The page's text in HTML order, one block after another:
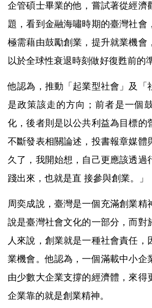
企管碩士畢業的他，嘗試著從經濟
題，看到金融海嘯時期的臺灣社會
極需藉由鼓勵創業，提升就業機會
以於全球性衰退時刻做好復甦前的
他認為，推動「起業型社會」及「
是政策該走的方向；前者是一個
化，後者則是以公共利益為目標的
不斷發表相關論述，投書報章媒體
久了，我開始想，自己更應該透過
踐出來，也就是直 接參與創業。」
周奕成說，臺灣是一個充滿創業精
說是臺灣社會文化的一部分，而對
人來說，創業就是一種社會責任，
業機會。他認為，一個滿載中小企
由少數大企業支撐的經濟體，來得
企業靠的就是創業精神。